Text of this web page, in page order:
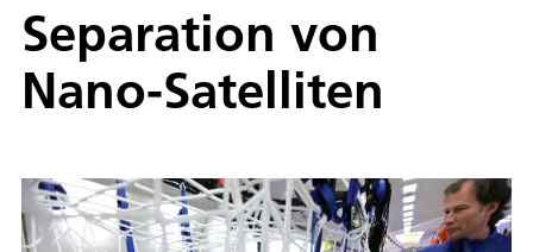
Separation von
Nano-Satelliten